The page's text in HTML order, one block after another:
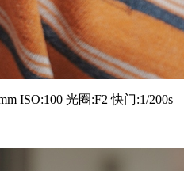
ISO:100 光圈:F2 快门:1/200s